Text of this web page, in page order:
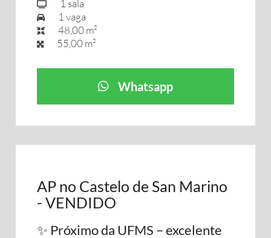
1 sala
1 vaga
48,00 m²
55,00 m²
Whatsapp
AP no Castelo de San Marino
- VENDIDO
✨ Próximo da UFMS – excelente